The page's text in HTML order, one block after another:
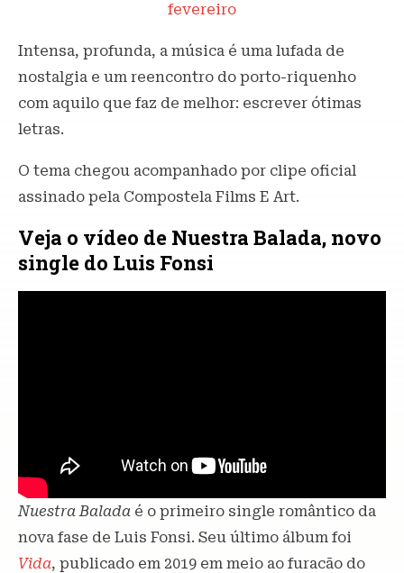
fevereiro
Intensa, profunda, a música é uma lufada de
nostalgia e um reencontro do porto-riquenho
com aquilo que faz de melhor: escrever ótimas
letras.
O tema chegou acompanhado por clipe oficial
assinado pela Compostela Films E Art.
Veja o vídeo de Nuestra Balada, novo
single do Luis Fonsi
Nuestra Balada é o primeiro single romântico da
nova fase de Luis Fonsi. Seu último álbum foi
Vida, publicado em 2019 em meio ao furacão do